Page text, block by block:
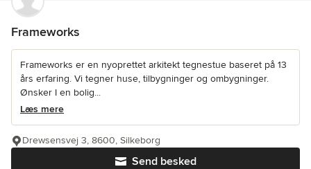
Frameworks
Frameworks er en nyoprettet arkitekt tegnestue baseret på 13
års erfaring. Vi tegner huse, tilbygninger og ombygninger.
Ønsker I en bolig...
Læs mere
Send besked
Drewsensvej 3, 8600, Silkeborg